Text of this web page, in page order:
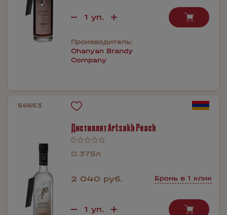
Производитель:
Ohanyan Brandy
Company
56653
Дистиллят Artsakh Peach
0.375л
2 040 руб. Бронь в 1 клик